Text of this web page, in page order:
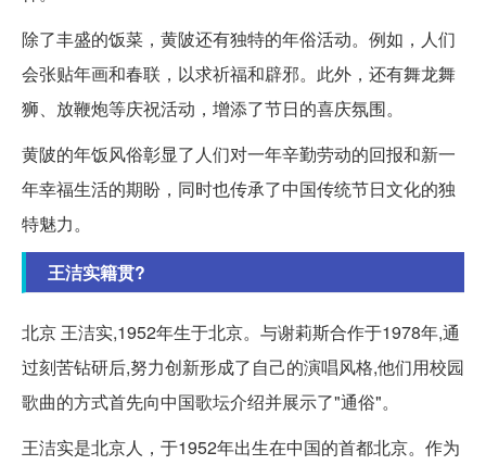
除了丰盛的饭菜，黄陂还有独特的年俗活动。例如，人们
会张贴年画和春联，以求祈福和辟邪。此外，还有舞龙舞
狮、放鞭炮等庆祝活动，增添了节日的喜庆氛围。
黄陂的年饭风俗彰显了人们对一年辛勤劳动的回报和新一
年幸福生活的期盼，同时也传承了中国传统节日文化的独
特魅力。
王洁实籍贯?
北京 王洁实,1952年生于北京。与谢莉斯合作于1978年,通
过刻苦钻研后,努力创新形成了自己的演唱风格,他们用校园
歌曲的方式首先向中国歌坛介绍并展示了"通俗"。
王洁实是北京人，于1952年出生在中国的首都北京。作为